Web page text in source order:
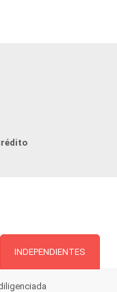
INDEPENDIENTES